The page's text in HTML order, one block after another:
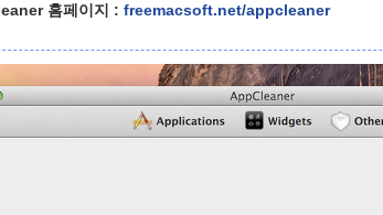
홈페이지 : freemacsoft.net/appcleaner